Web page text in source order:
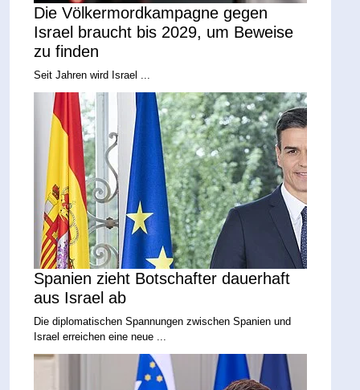
Die Völkermordkampagne gegen
Israel braucht bis 2029, um Beweise
zu finden
Seit Jahren wird Israel ...
Spanien zieht Botschafter dauerhaft
aus Israel ab
Die diplomatischen Spannungen zwischen Spanien und
Israel erreichen eine neue ...